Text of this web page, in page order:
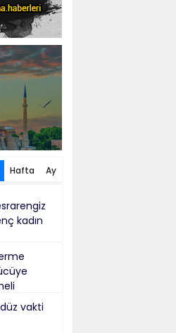
Hafta Ay
kadın
vakti